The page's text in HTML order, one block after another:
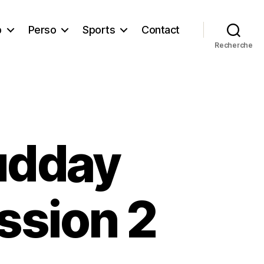
Perso Sports Contact
Recherche
2